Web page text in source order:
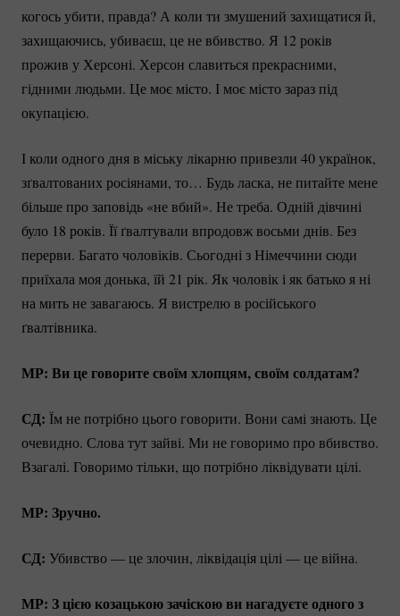
когось убити, правда? А коли ти змушений захищатися й,
захищаючись, убиваєш, це не вбивство. Я 12 років
прожив у Херсоні. Херсон славиться прекрасними,
гідними людьми. Це моє місто. І моє місто зараз під
окупацією.
І коли одного дня в міську лікарню привезли 40 українок,
зґвалтованих росіянами, то… Будь ласка, не питайте мене
більше про заповідь «не вбий». Не треба. Одній дівчині
було 18 років. Її ґвалтували впродовж восьми днів. Без
перерви. Багато чоловіків. Сьогодні з Німеччини сюди
приїхала моя донька, їй 21 рік. Як чоловік і як батько я ні
на мить не завагаюсь. Я вистрелю в російського
ґвалтівника.
МР: Ви це говорите своїм хлопцям, своїм солдатам?
СД: Їм не потрібно цього говорити. Вони самі знають. Це
очевидно. Слова тут зайві. Ми не говоримо про вбивство.
Взагалі. Говоримо тільки, що потрібно ліквідувати цілі.
МР: Зручно.
СД: Убивство — це злочин, ліквідація цілі — це війна.
МР: З цією козацькою зачіскою ви нагадуєте одного з